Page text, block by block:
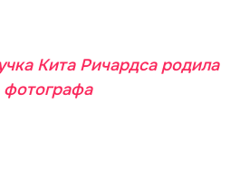
Кита Ричардса родила
фотографа